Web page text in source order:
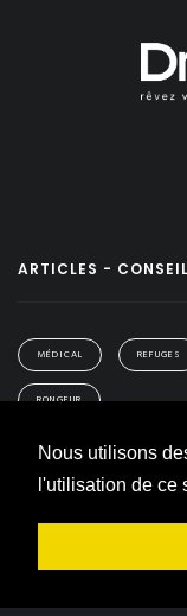
Nous utilisons
l'utilisation de ce
ARTICLES -
MÉDICAL REFUGES
RONGEUR
RGPD Cookies
© 2026